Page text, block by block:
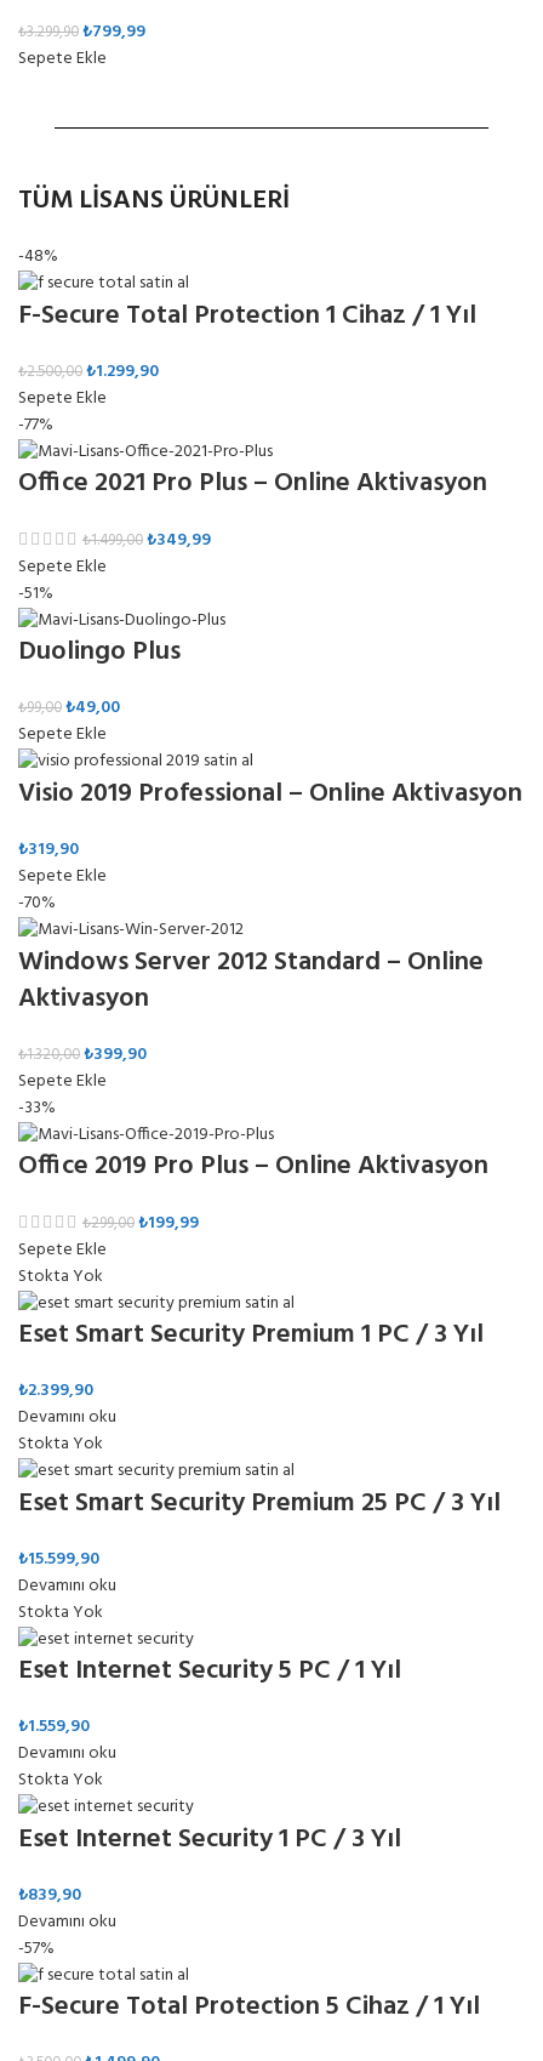
₺3.299,90₺799,99
Sepete Ekle
TÜM LİSANS ÜRÜNLERİ
-48%
F-Secure Total Protection 1 Cihaz / 1 Yıl
₺2.500,00₺1.299,90
Sepete Ekle
-77%
Office 2021 Pro Plus – Online Aktivasyon
₺1.499,00₺349,99
Sepete Ekle
-51%
Duolingo Plus
₺99,00₺49,00
Sepete Ekle
Visio 2019 Professional – Online Aktivasyon
₺319,90
Sepete Ekle
-70%
Windows Server 2012 Standard – Online
Aktivasyon
₺1.320,00₺399,90
Sepete Ekle
-33%
Office 2019 Pro Plus – Online Aktivasyon
₺299,00₺199,99
Sepete Ekle
Stokta Yok
Eset Smart Security Premium 1 PC / 3 Yıl
₺2.399,90
Devamını oku
Stokta Yok
Eset Smart Security Premium 25 PC / 3 Yıl
₺15.599,90
Devamını oku
Stokta Yok
Eset Internet Security 5 PC / 1 Yıl
₺1.559,90
Devamını oku
Stokta Yok
Eset Internet Security 1 PC / 3 Yıl
₺839,90
Devamını oku
-57%
F-Secure Total Protection 5 Cihaz / 1 Yıl